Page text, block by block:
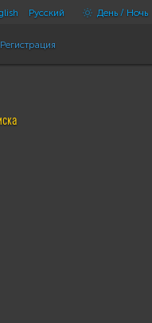
Русский День / Ночь
Регистрация